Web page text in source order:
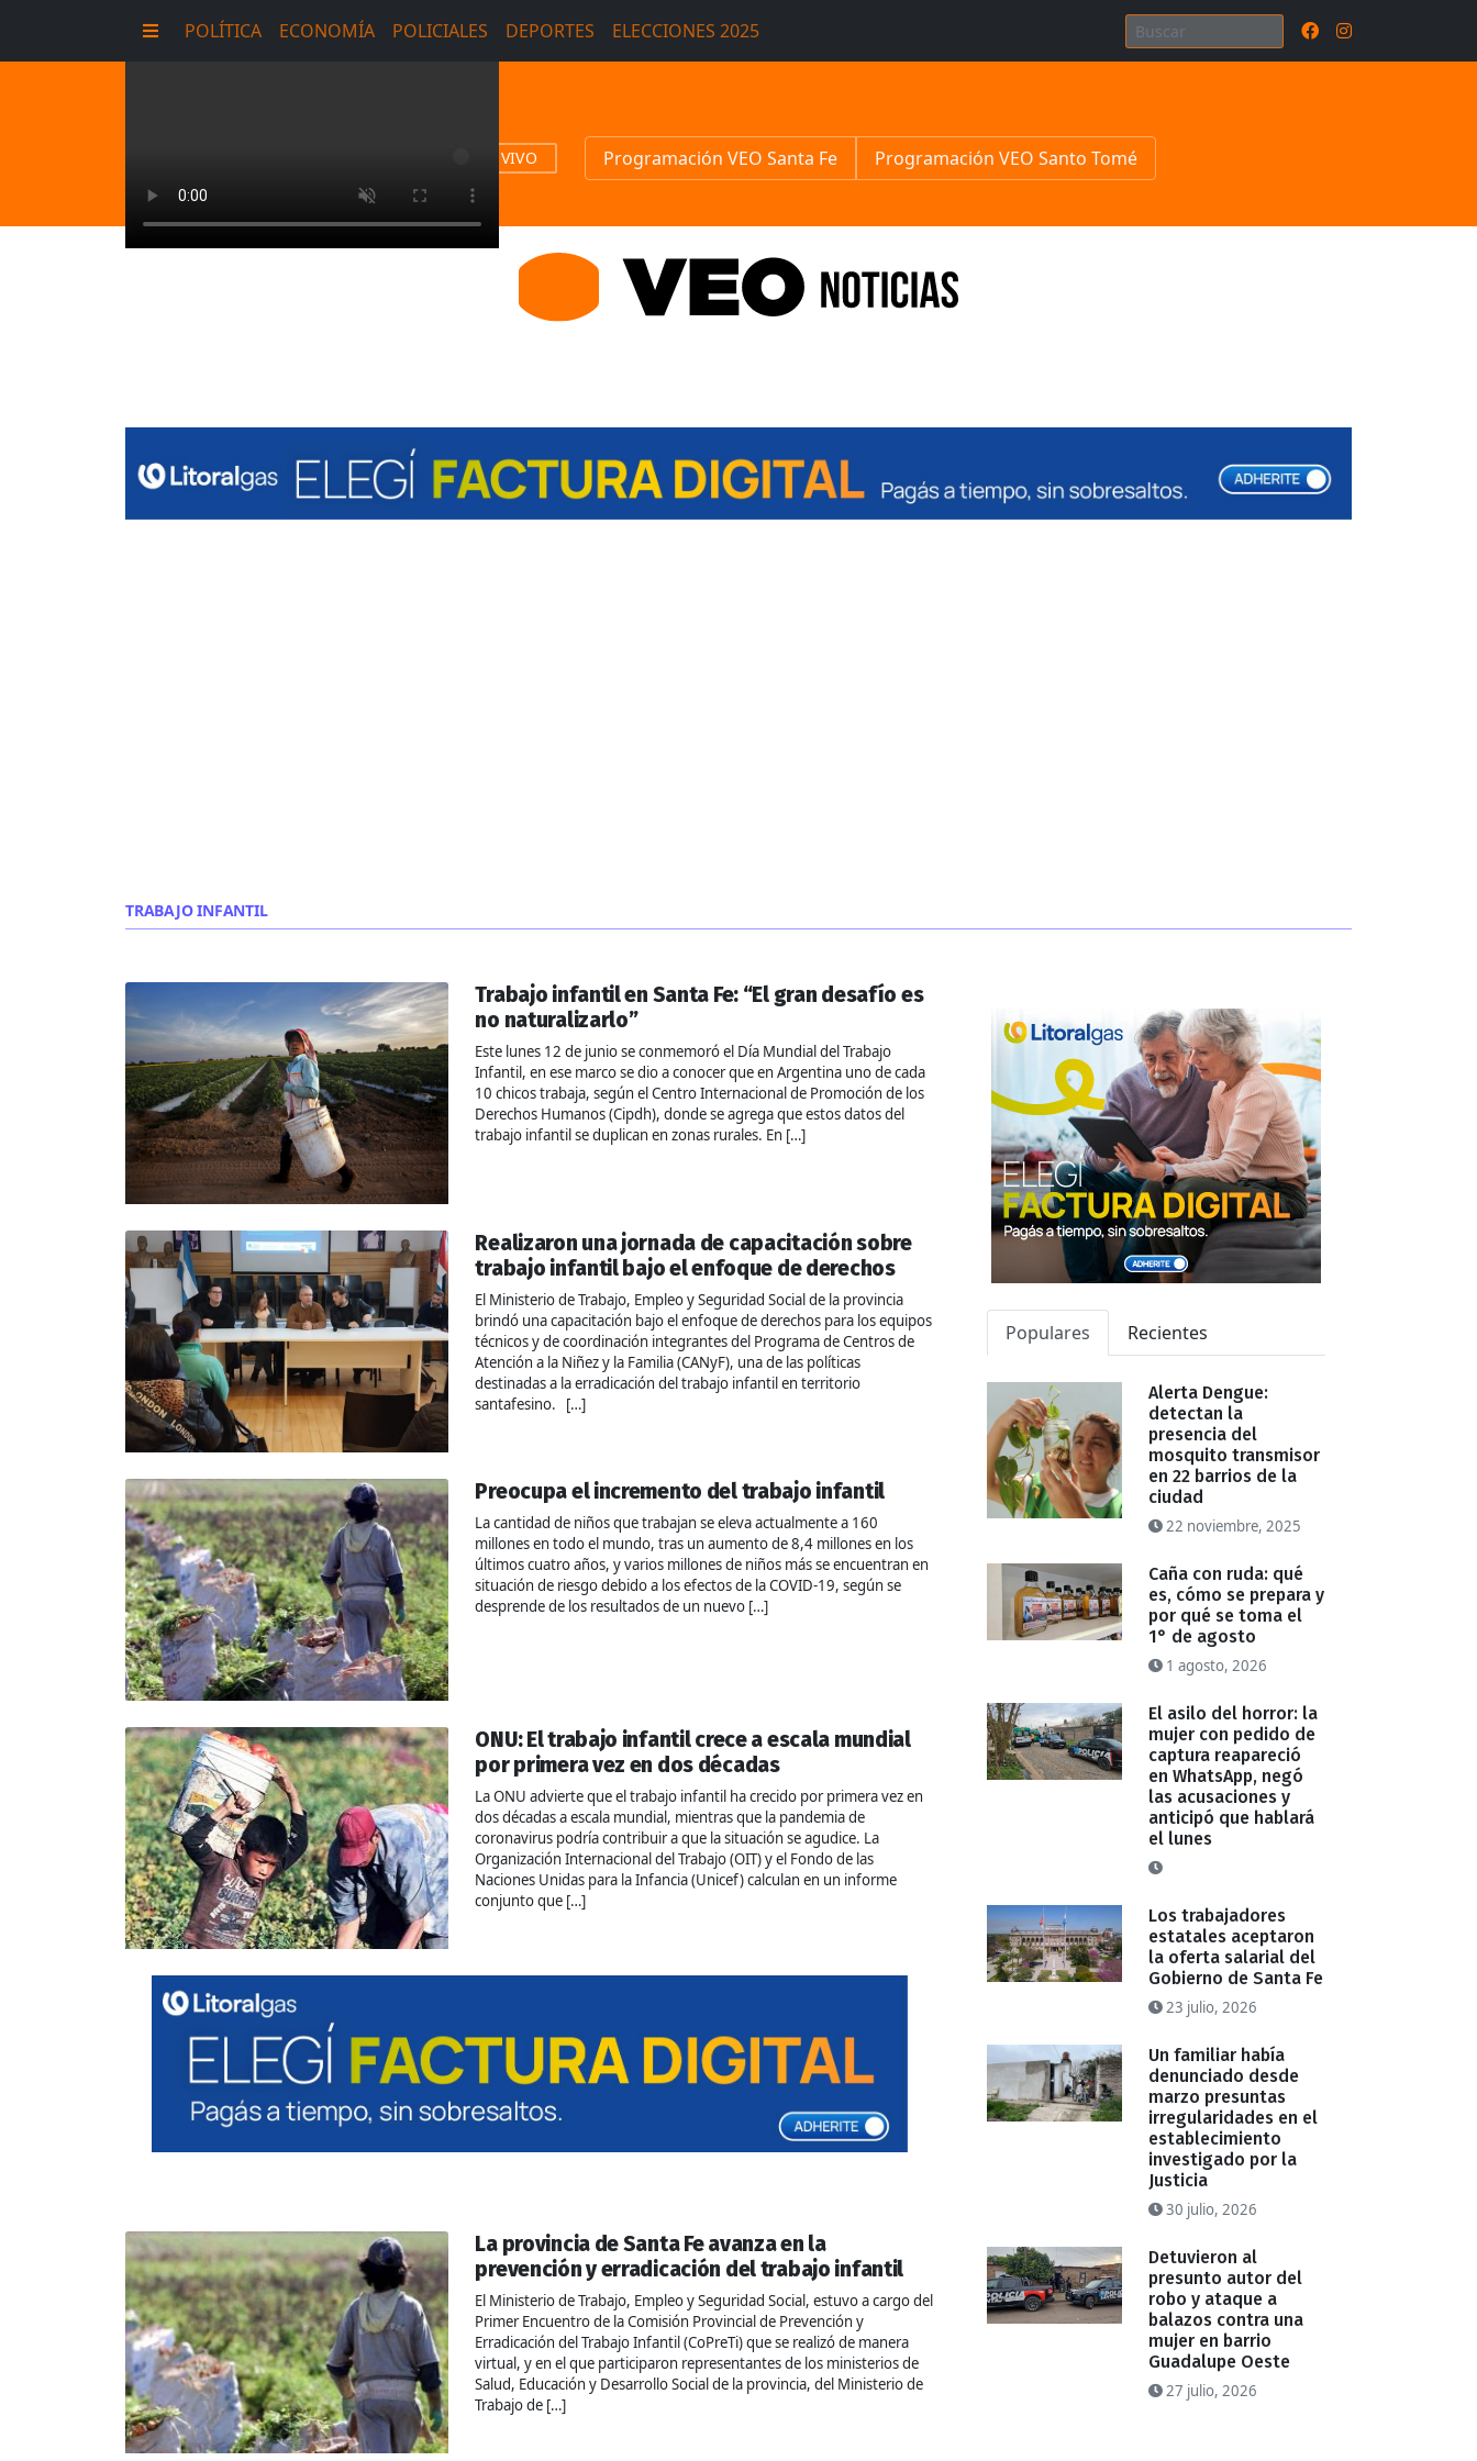
POLÍTICA ECONOMÍA POLICIALES DEPORTES ELECCIONES 2025
EN VIVO Programación VEO Santa Fe Programación VEO Santo Tomé
TRABAJO INFANTIL
Trabajo infantil en Santa Fe: “El gran desafío es
no naturalizarlo”
Este lunes 12 de junio se conmemoró el Día Mundial del Trabajo
Infantil, en ese marco se dio a conocer que en Argentina uno de cada
10 chicos trabaja, según el Centro Internacional de Promoción de los
Derechos Humanos (Cipdh), donde se agrega que estos datos del
trabajo infantil se duplican en zonas rurales. En […]
Realizaron una jornada de capacitación sobre
trabajo infantil bajo el enfoque de derechos
El Ministerio de Trabajo, Empleo y Seguridad Social de la provincia
brindó una capacitación bajo el enfoque de derechos para los equipos
técnicos y de coordinación integrantes del Programa de Centros de
Atención a la Niñez y la Familia (CANyF), una de las políticas
destinadas a la erradicación del trabajo infantil en territorio
santafesino. […]
Preocupa el incremento del trabajo infantil
La cantidad de niños que trabajan se eleva actualmente a 160
millones en todo el mundo, tras un aumento de 8,4 millones en los
últimos cuatro años, y varios millones de niños más se encuentran en
situación de riesgo debido a los efectos de la COVID-19, según se
desprende de los resultados de un nuevo […]
ONU: El trabajo infantil crece a escala mundial
por primera vez en dos décadas
La ONU advierte que el trabajo infantil ha crecido por primera vez en
dos décadas a escala mundial, mientras que la pandemia de
coronavirus podría contribuir a que la situación se agudice. La
Organización Internacional del Trabajo (OIT) y el Fondo de las
Naciones Unidas para la Infancia (Unicef) calculan en un informe
conjunto que […]
La provincia de Santa Fe avanza en la
prevención y erradicación del trabajo infantil
El Ministerio de Trabajo, Empleo y Seguridad Social, estuvo a cargo del
Primer Encuentro de la Comisión Provincial de Prevención y
Erradicación del Trabajo Infantil (CoPreTi) que se realizó de manera
virtual, y en el que participaron representantes de los ministerios de
Salud, Educación y Desarrollo Social de la provincia, del Ministerio de
Trabajo de […]
Populares Recientes
Alerta Dengue:
detectan la
presencia del
mosquito transmisor
en 22 barrios de la
ciudad
22 noviembre, 2025
Caña con ruda: qué
es, cómo se prepara y
por qué se toma el
1° de agosto
1 agosto, 2026
El asilo del horror: la
mujer con pedido de
captura reapareció
en WhatsApp, negó
las acusaciones y
anticipó que hablará
el lunes
Los trabajadores
estatales aceptaron
la oferta salarial del
Gobierno de Santa Fe
23 julio, 2026
Un familiar había
denunciado desde
marzo presuntas
irregularidades en el
establecimiento
investigado por la
Justicia
30 julio, 2026
Detuvieron al
presunto autor del
robo y ataque a
balazos contra una
mujer en barrio
Guadalupe Oeste
27 julio, 2026